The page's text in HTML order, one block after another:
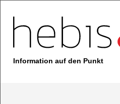
Information auf den Punkt